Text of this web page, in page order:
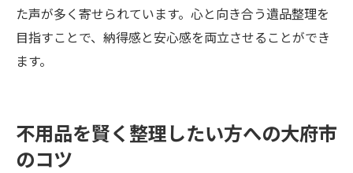
た声が多く寄せられています。心と向き合う遺品整理を
目指すことで、納得感と安心感を両立させることができ
ます。
不用品を賢く整理したい方への大府市
のコツ